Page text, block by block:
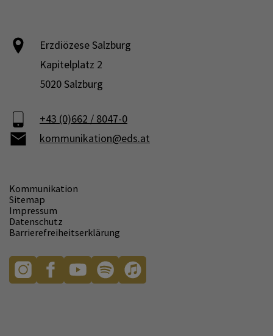
Erzdiözese Salzburg
Kapitelplatz 2
5020 Salzburg
+43 (0)662 / 8047-0
kommunikation@eds.at
Kommunikation
Sitemap
Impressum
Datenschutz
Barrierefreiheitserklärung